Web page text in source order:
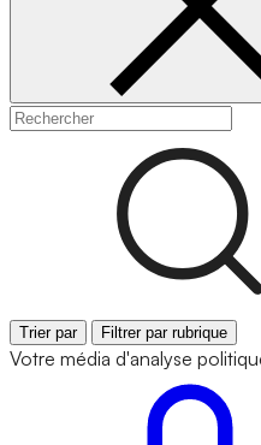
Trier par Filtrer par rubrique
Votre média d'analyse